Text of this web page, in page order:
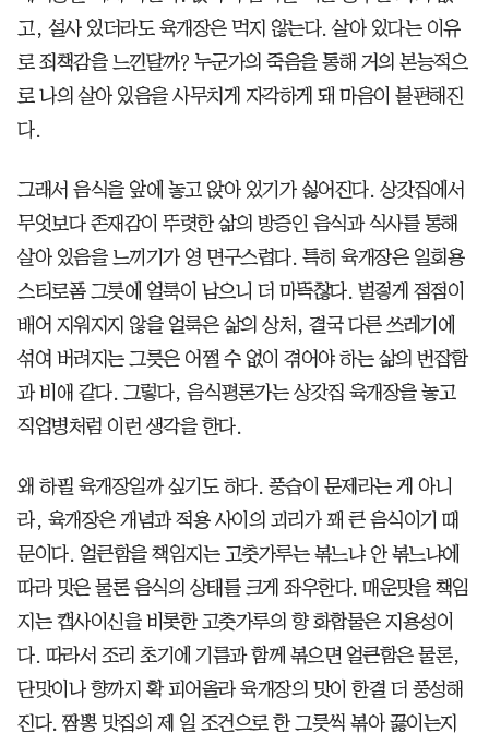
고, 설사 있더라도 육개장은 먹지 않는다. 살아 있다는 이유
로 죄책감을 느낀달까? 누군가의 죽음을 통해 거의 본능적으
로 나의 살아 있음을 사무치게 자각하게 돼 마음이 불편해진
다.
그래서 음식을 앞에 놓고 앉아 있기가 싫어진다. 상갓집에서
무엇보다 존재감이 뚜렷한 삶의 방증인 음식과 식사를 통해
살아 있음을 느끼기가 영 면구스럽다. 특히 육개장은 일회용
스티로폼 그릇에 얼룩이 남으니 더 마뜩찮다. 벌겋게 점점이
배어 지워지지 않을 얼룩은 삶의 상처, 결국 다른 쓰레기에
섞여 버려지는 그릇은 어쩔 수 없이 겪어야 하는 삶의 번잡함
과 비애 같다. 그렇다, 음식평론가는 상갓집 육개장을 놓고
직업병처럼 이런 생각을 한다.
왜 하필 육개장일까 싶기도 하다. 풍습이 문제라는 게 아니
라, 육개장은 개념과 적용 사이의 괴리가 꽤 큰 음식이기 때
문이다. 얼큰함을 책임지는 고춧가루는 볶느냐 안 볶느냐에
따라 맛은 물론 음식의 상태를 크게 좌우한다. 매운맛을 책임
지는 캡사이신을 비롯한 고춧가루의 향 화합물은 지용성이
다. 따라서 조리 초기에 기름과 함께 볶으면 얼큰함은 물론,
단맛이나 향까지 확 피어올라 육개장의 맛이 한결 더 풍성해
진다. 짬뽕 맛집의 제 일 조건으로 한 그릇씩 볶아 끓이는지